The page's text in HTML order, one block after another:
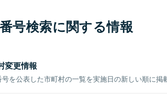
号検索に関する情報
変更情報
を公表した市町村の一覧を実施日の新しい順に掲